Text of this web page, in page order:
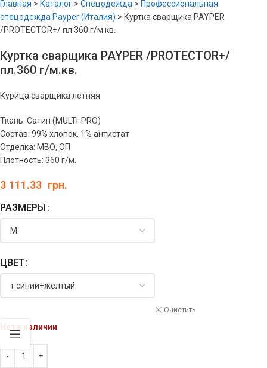
Главная > Каталог > Спецодежда > Профессиональная
спецодежда Payper (Италия) > Куртка сварщика PAYPER
/PROTECTOR+/ пл.360 г/м.кв.
Куртка сварщика PAYPER /PROTECTOR+/
пл.360 г/м.кв.
Курица сварщика летняя
Ткань: Сатин (MULTI-PRO)
Состав: 99% хлопок, 1% антистат
Отделка: МВО, ОП
Плотность: 360 г/м.
3 111.33 грн.
РАЗМЕРЫ
ЦВЕТ
Очистить
Нет в наличии